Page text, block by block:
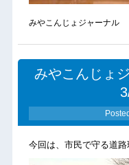
みやこんじょジャーナル
みやこんじょ
今回は、市民で守る道路